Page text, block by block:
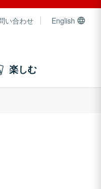
い合わせ English
楽しむ